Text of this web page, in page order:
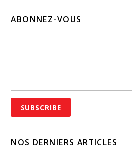
ABONNEZ-VOUS
NOS DERNIERS ARTICLES